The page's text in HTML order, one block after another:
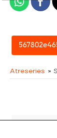
Atreseries »